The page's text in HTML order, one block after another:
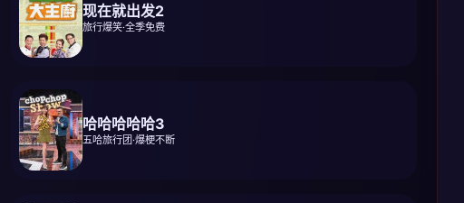
现在就出发2
旅行爆笑·全季免费
哈哈哈哈哈3
五哈旅行团·爆梗不断